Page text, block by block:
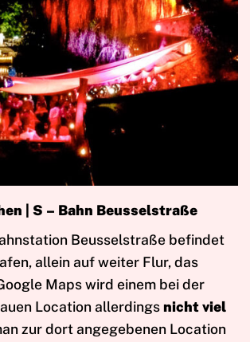
| S – Bahn Beusselstraße
Beusselstraße befindet
allein auf weiter Flur, das
Maps wird einem bei der
Location allerdingsnicht viel
zur dort angegebenen Location